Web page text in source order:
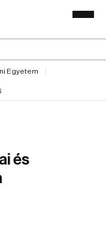
Egyetem
és